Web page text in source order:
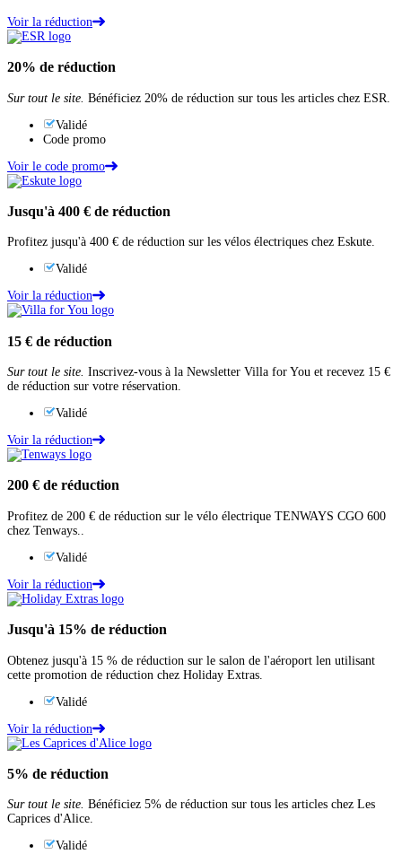
Voir la réduction
20% de réduction
Sur tout le site. Bénéficiez 20% de réduction sur tous les articles chez ESR.
Validé
Code promo
Voir le code promo
Jusqu'à 400 € de réduction
Profitez jusqu'à 400 € de réduction sur les vélos électriques chez Eskute.
Validé
Voir la réduction
15 € de réduction
Sur tout le site. Inscrivez-vous à la Newsletter Villa for You et recevez 15 €
de réduction sur votre réservation.
Validé
Voir la réduction
200 € de réduction
Profitez de 200 € de réduction sur le vélo électrique TENWAYS CGO 600
chez Tenways..
Validé
Voir la réduction
Jusqu'à 15% de réduction
Obtenez jusqu'à 15 % de réduction sur le salon de l'aéroport len utilisant
cette promotion de réduction chez Holiday Extras.
Validé
Voir la réduction
5% de réduction
Sur tout le site. Bénéficiez 5% de réduction sur tous les articles chez Les
Caprices d'Alice.
Validé